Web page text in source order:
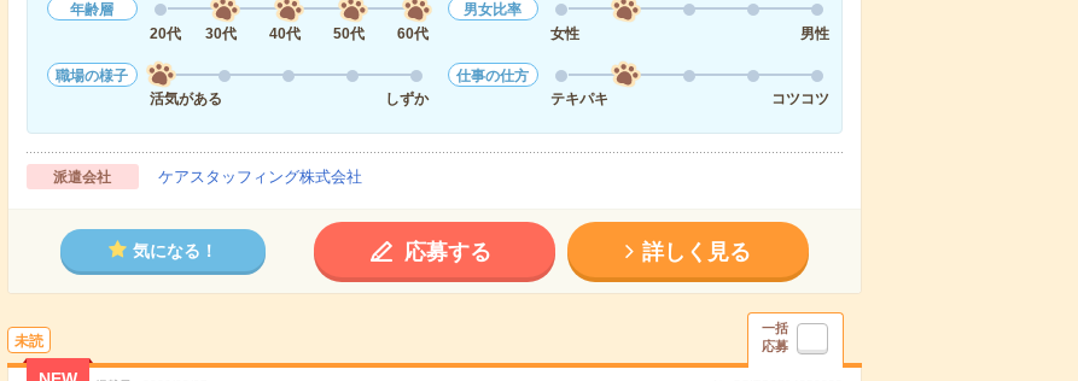
年齢層
20代
30代 40代 50代 60代
男女比率
女性
男性
職場の様子
活気がある
しずか
仕事の仕方
テキパキ
コツコツ
派遣会社 ケアスタッフィング株式会社
気になる！ 応募する 詳しく見る
未読
一括
応募